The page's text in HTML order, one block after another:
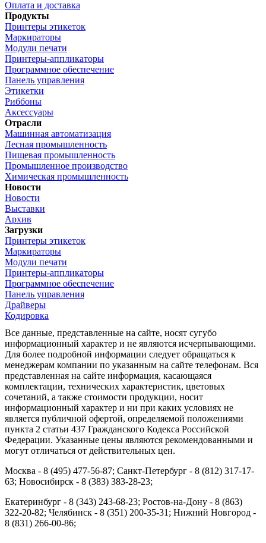
Оплата и доставка
Продукты
Принтеры этикеток
Маркираторы
Модули печати
Принтеры-аппликаторы
Программное обеспечение
Панель управления
Этикетки
Риббоны
Аксессуары
Отрасли
Машинная автоматизация
Лесная промышленность
Пищевая промышленность
Промышленное производство
Химическая промышленность
Новости
Новости
Выставки
Архив
Загрузки
Принтеры этикеток
Маркираторы
Модули печати
Принтеры-аппликаторы
Программное обеспечение
Панель управления
Драйверы
Кодировка
Все данные, представленные на сайте, носят сугубо
информационный характер и не являются исчерпывающими.
Для более подробной информации следует обращаться к
менеджерам компании по указанным на сайте телефонам. Вся
представленная на сайте информация, касающаяся
комплектации, технических характеристик, цветовых
сочетаний, а также стоимости продукции, носит
информационный характер и ни при каких условиях не
является публичной офертой, определяемой положениями
пункта 2 статьи 437 Гражданского Кодекса Российской
Федерации. Указанные цены являются рекомендованными и
могут отличаться от действительных цен.
Москва - 8 (495) 477-56-87; Санкт-Петербург - 8 (812) 317-17-
63; Новосибирск - 8 (383) 383-28-23;
Екатеринбург - 8 (343) 243-68-23; Ростов-на-Дону - 8 (863)
322-20-82; Челябинск - 8 (351) 200-35-31; Нижний Новгород -
8 (831) 266-00-86;